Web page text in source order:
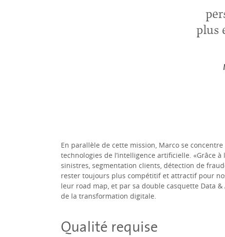
plus
En parallèle de cette mission, Marco se
technologies de l’intelligence artificielle. «Grâce
sinistres, segmentation clients, détection de
rester toujours plus compétitif et attractif pour
leur road map , et par sa double casquette Data
de la transformation digitale.
Qualité requise